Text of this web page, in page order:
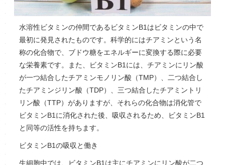
水溶性ビタミンの仲間であるビタミンB1はビタミンの中で
最初に発見されたものです。科学的にはチアミンという名
称の化合物で、ブドウ糖をエネルギーに変換する際に必要
な栄養素です。また、ビタミンB1には、チアミンにリン酸
が一つ結合したチアミンモノリン酸（TMP）、二つ結合し
たチアミンジリン酸（TDP）、三つ結合したチアミントリ
リン酸（TTP）がありますが、それらの化合物は消化管で
ビタミンB1に消化された後、吸収されるため、ビタミンB1
と同等の活性を持ちます。
ビタミンB1の吸収と働き
生細胞中では、ビタミンB1は主にチアミンにリン酸が二つ